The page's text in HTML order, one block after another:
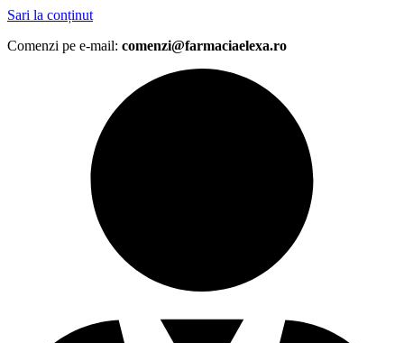
Sari la conținut
Comenzi pe e-mail: comenzi@farmaciaelexa.ro